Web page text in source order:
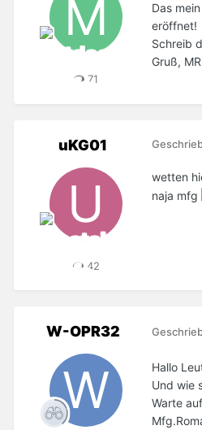
71
Das
eröffnet!
Schreib
Gruß,
uKG01
42
wetten
naja mfg
W-OPR32
Hallo
Und wie
Warte